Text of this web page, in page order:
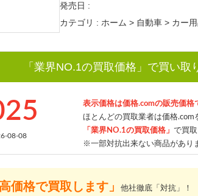
発売日 :
カテゴリ : ホーム > 自動車 > カー
「業界NO.1の買取価格」で買い取
08-08
表示価格は価格.comの販売価格
ほとんどの買取業者は価格.com
「業界NO.1の買取価格」 で買取
※一部対抗出来ない商品があり
価格で買取します」 他社徹底「対抗」！